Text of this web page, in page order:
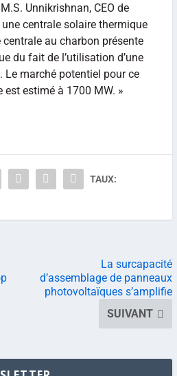
Unnikrishnan, CEO de
centrale solaire thermique
centrale au charbon présente
du fait de l’utilisation d’une
marché potentiel pour ce
estimé à 1700 MW. »
TAUX:
La surcapacité
d’assemblage de panneaux
photovoltaïques s’amplifie
SUIVANT